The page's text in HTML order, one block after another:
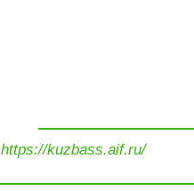
https://kuzbass.aif.ru/